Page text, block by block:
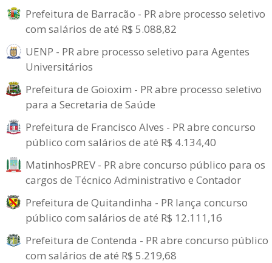
Prefeitura de Barracão - PR abre processo seletivo
com salários de até R$ 5.088,82
UENP - PR abre processo seletivo para Agentes
Universitários
Prefeitura de Goioxim - PR abre processo seletivo
para a Secretaria de Saúde
Prefeitura de Francisco Alves - PR abre concurso
público com salários de até R$ 4.134,40
MatinhosPREV - PR abre concurso público para os
cargos de Técnico Administrativo e Contador
Prefeitura de Quitandinha - PR lança concurso
público com salários de até R$ 12.111,16
Prefeitura de Contenda - PR abre concurso público
com salários de até R$ 5.219,68